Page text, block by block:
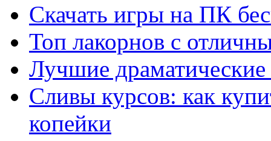
Скачать игры на ПК
Топ лакорнов с
Лучшие
Сливы курсов: как
копейки